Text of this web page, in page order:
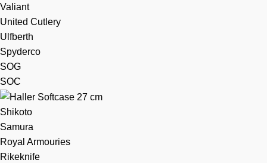
Valiant
United Cutlery
Ulfberth
Spyderco
SOG
SOC
Shikoto
Samura
Royal Armouries
Rikeknife